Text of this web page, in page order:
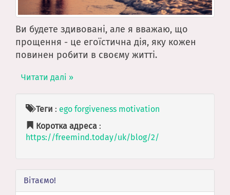
Ви будете здивовані, але я вважаю, що
прощення - це егоїстична дія, яку кожен
повинен робити в своєму житті.
Читати далі »
Теги : ego forgiveness motivation
Коротка адреса :
https://freemind.today/uk/blog/2/
Вітаємо!